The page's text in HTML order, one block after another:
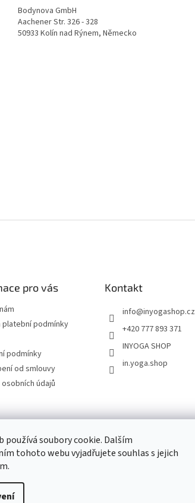
používá soubory cookie. Dalším
tohoto webu vyjadřujete souhlas s jejich
Bodynova GmbH
Aachener Str. 326 - 328
50933 Kolín nad Rýnem, Německo
pro vás
platební podmínky
podmínky
od smlouvy
údajů
Kontakt
info@inyogashop.cz
+420 777 893 371
INYOGA SHOP
in.yoga.shop
Kontakt
Upravit nastavení cookies